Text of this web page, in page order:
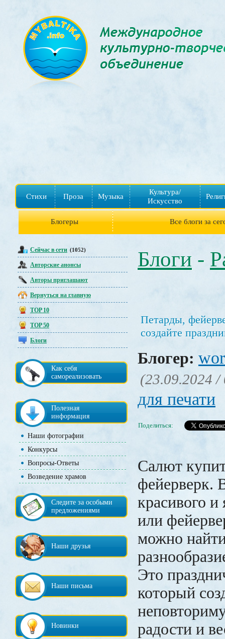
Стихи Проза Музыка
Культура/
Искусство
Блогеры Все блоги за
Сейчас в сети (1052)
Авторские анонсы
Авторы приглашают
Вернуться на главную
TOP 10
TOP 50
Блоги
Как себя
самореализовать
Полезная
информация
Наши фотографии
Конкурсы
Вопросы-Ответы
Возведение храмов
Следите за особыми
предложениями
Наши друзья
Наши письма
Новинки
Блоги -
Петарды,
создайте
Блогер:
(23.09.2024 /
для печати
Поделиться:
Салют
фейерверк.
красивого и
или
можно
Это
который
радости и